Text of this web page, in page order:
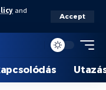
and
Accept